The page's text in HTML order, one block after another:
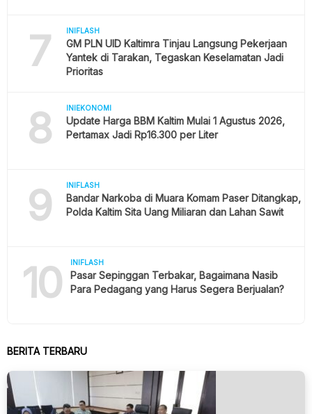
7 INIFLASH
GM PLN UID Kaltimra Tinjau Langsung Pekerjaan
Yantek di Tarakan, Tegaskan Keselamatan Jadi
Prioritas
8 INIEKONOMI
Update Harga BBM Kaltim Mulai 1 Agustus 2026,
Pertamax Jadi Rp16.300 per Liter
9 INIFLASH
Bandar Narkoba di Muara Komam Paser Ditangkap,
Polda Kaltim Sita Uang Miliaran dan Lahan Sawit
10 INIFLASH
Pasar Sepinggan Terbakar, Bagaimana Nasib
Para Pedagang yang Harus Segera Berjualan?
BERITA TERBARU